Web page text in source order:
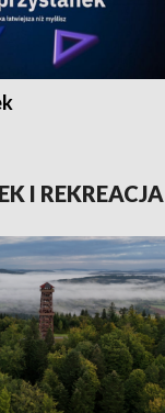
I REKREACJA